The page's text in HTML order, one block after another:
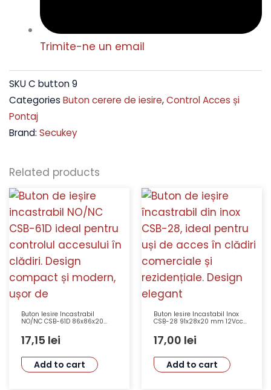
Trimite-ne un email
SKUC button 9
Categories Buton cerere de iesire,Control Acces și
Pontaj
Brand: Secukey
Related products
Buton Iesire Incastrabil
NO/NC CSB-61D 86x86x20
Rezistent la Foc
17,15 lei
Add to cart
Buton Iesire Incastabil Inox
CSB-28 91x28x20 mm 12Vcc
NO/COM
17,00 lei
Add to cart